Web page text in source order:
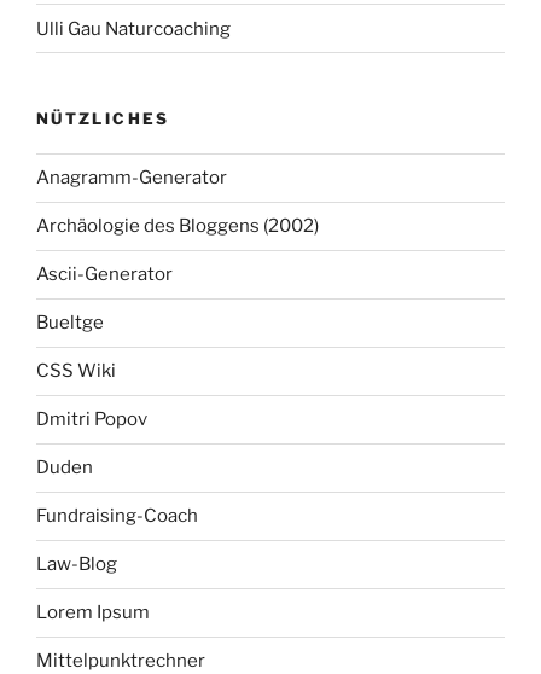
Ulli Gau Naturcoaching
NÜTZLICHES
Anagramm-Generator
Archäologie des Bloggens (2002)
Ascii-Generator
Bueltge
CSS Wiki
Dmitri Popov
Duden
Fundraising-Coach
Law-Blog
Lorem Ipsum
Mittelpunktrechner